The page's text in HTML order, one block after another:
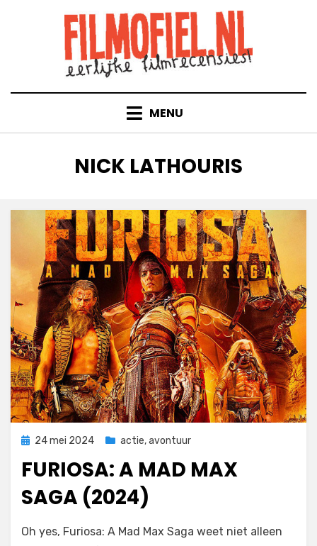
MENU
TAG
:
NICK LATHOURIS
Geplaatst
24 mei 2024 actie,avontuur
FURIOSA: A MAD MAX
SAGA (2024)
Filmofiel.nl
Oh yes, Furiosa: A Mad Max Saga weet niet alleen